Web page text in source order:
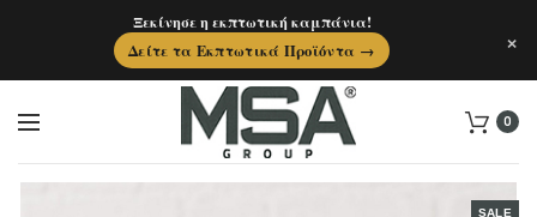
0
SALE
Ξεκίνησε η εκπτωτική καμπάνια!
Δείτε τα Εκπτωτικά Προϊόντα →
×